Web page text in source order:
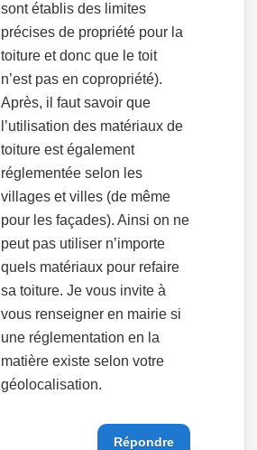
sont établis des limites
précises de propriété pour la
toiture et donc que le toit
n’est pas en copropriété).
Après, il faut savoir que
l’utilisation des matériaux de
toiture est également
réglementée selon les
villages et villes (de même
pour les façades). Ainsi on ne
peut pas utiliser n’importe
quels matériaux pour refaire
sa toiture. Je vous invite à
vous renseigner en mairie si
une réglementation en la
matière existe selon votre
géolocalisation.
Répondre